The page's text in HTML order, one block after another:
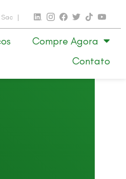
Sac |
Compre Agora
Contato